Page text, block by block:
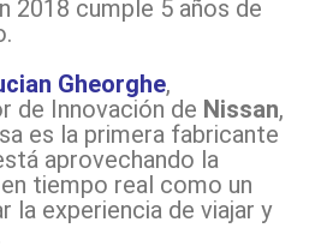
2018 cumple 5 años de
Gheorghe,
de Innovación de Nissan,
es la primera fabricante
aprovechando la
tiempo real como un
la experiencia de viajar y